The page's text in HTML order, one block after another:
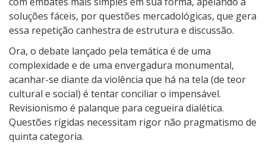
soluções fáceis, por questões mercadológicas, que gera
essa repetição canhestra de estrutura e discussão.
Ora, o debate lançado pela temática é de uma
complexidade e de uma envergadura monumental,
acanhar-se diante da violência que há na tela (de teor
cultural e social) é tentar conciliar o impensável.
Revisionismo é palanque para cegueira dialética.
Questões rígidas necessitam rigor não pragmatismo de
quinta categoria.